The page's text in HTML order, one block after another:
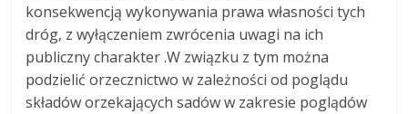
konsekwencją wykonywania prawa własności tych
dróg, z wyłączeniem zwrócenia uwagi na ich
publiczny charakter .W związku z tym można
podzielić orzecznictwo w zależności od poglądu
składów orzekających sadów w zakresie poglądów